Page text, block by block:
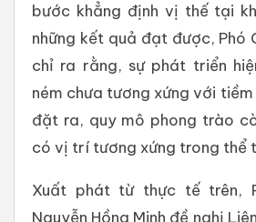
bước khẳng định vị thế tại
những kết quả đạt được, Phó
chỉ ra rằng, sự phát triển
ném chưa tương xứng với
đặt ra, quy mô phong trào
có vị trí tương xứng trong thể
Xuất phát từ thực tế trên,
Nguyễn Hồng Minh đề nghị